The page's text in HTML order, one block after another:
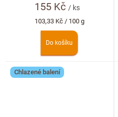
155 Kč / ks
Měrná
cena:
103,33 Kč / 100 g
Do košíku
Chlazené balení